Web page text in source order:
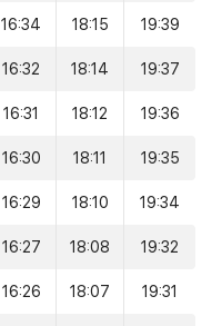
16:34 18:15 19:39
16:32 18:14 19:37
16:31 18:12 19:36
16:30 18:11 19:35
16:29 18:10 19:34
16:27 18:08 19:32
16:26 18:07 19:31